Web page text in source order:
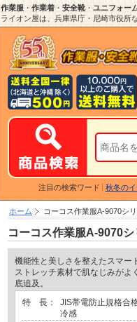
作業服 ・ 作業着 ・ 安全靴・ ユニフォー
ライオン屋は、兵庫県庁・尼崎市役所
注目の検索ワード 秋冬の
ホーム コーコス作業服A-9070シ
コーコス作業服A-9070
機能性と美しさを整えたスマー
ストレッチ素材で肌なじみがよ
底追及。
特 長：
JIS帯電防止規格
冷感